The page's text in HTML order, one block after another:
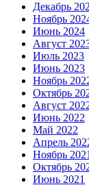
Декабрь
Ноябрь
Июнь 2024
Август
Июль 2023
Июнь 2023
Ноябрь
Октябрь
Август
Июнь 2022
Май 2022
Апрель
Ноябрь 2021
Октябрь
Июнь 2021